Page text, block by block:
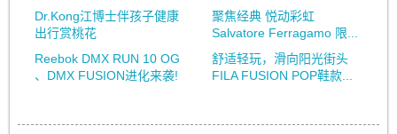
Dr.Kong江博士伴孩子健康
出行赏桃花
聚焦经典 悦动彩虹
Salvatore Ferragamo 限...
Reebok DMX RUN 10 OG
、DMX FUSION进化来袭!
舒适轻玩，滑向阳光街头
FILA FUSION POP鞋款...